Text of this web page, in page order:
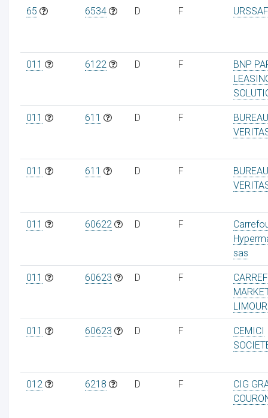
65 6534 D F
011 6122 D F
BNP
011 611 D F
BUREAU
011 611 D F
BUREAU
011 60622 D F
sas
011 60623 D F
011 60623 D F
CEMICI
012 6218 D F
CIG